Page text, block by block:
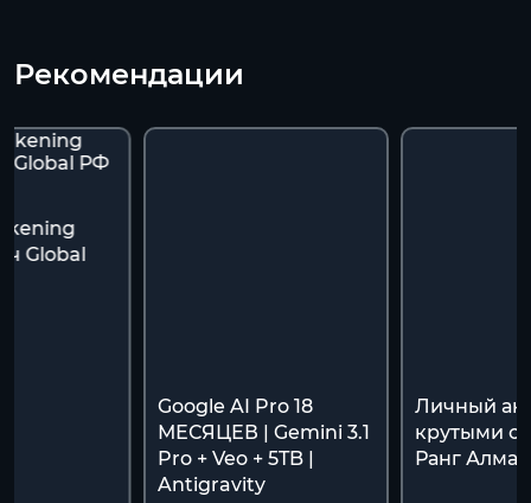
Рекомендации
Global
Google AI Pro 18
МЕСЯЦЕВ | Gemini 3.1
Pro + Veo + 5TB |
Antigravity
Личный
крутыми
Ранг Алмаз